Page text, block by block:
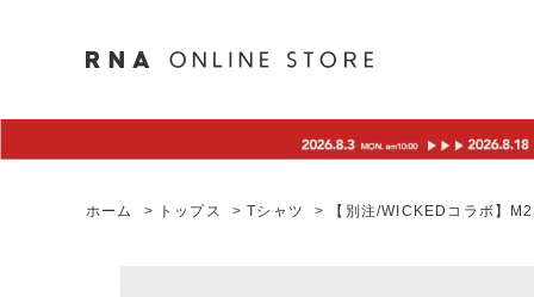
ホーム > トップス >Tシャツ > 【別注/WICKEDコラボ】